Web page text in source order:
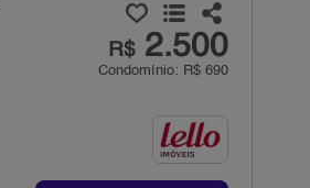
R$2.500
Condomínio: R$ 690